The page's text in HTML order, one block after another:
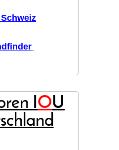
Schweiz
IOU